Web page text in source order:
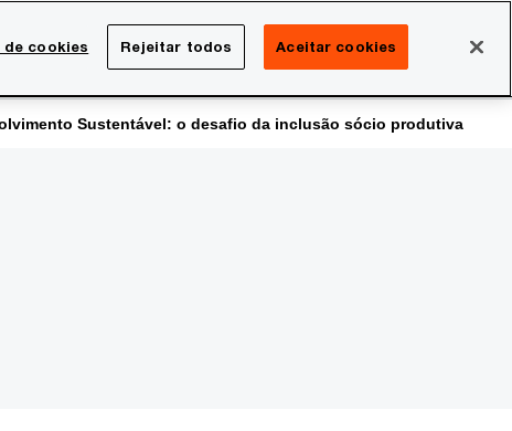
Sala de imprensa
Sustentável: o desafio da inclusão sócio produtiva
de cookies Rejeitar todos Aceitar cookies